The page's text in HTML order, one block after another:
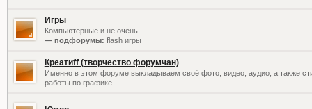
Игры
Компьютерные и не очень
— подфорумы: flash игры
Креатиff (творчество форумчан)
Именно в этом форуме выкладываем своё фото, видео, аудио, а также
работы по графике